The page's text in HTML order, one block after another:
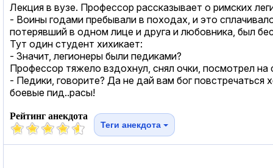
Лекция в вузе. Профессор рассказывает о римских
- Воины годами пребывали в походах, и это
потерявший в одном лице и друга и любовника, был
Тут один студент хихикает:
- Значит, легионеры были педиками?
Профессор тяжело вздохнул, снял очки, посмотрел на
- Педики, говорите? Да не дай вам бог
боевые пид..расы!
Рейтинг анекдота
Теги анекдота